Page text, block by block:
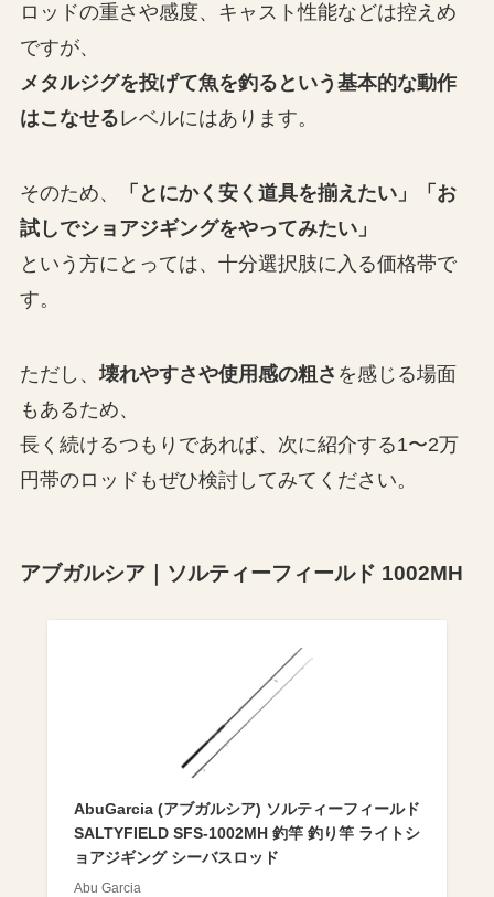
ロッドの重さや感度、キャスト性能などは控えめ
ですが、
メタルジグを投げて魚を釣るという基本的な動作
はこなせるレベルにはあります。
そのため、
「とにかく安く道具を揃えたい」「お
試しでショアジギングをやってみたい」
という方にとっては、十分選択肢に入る価格帯で
す。
ただし、 壊れやすさや使用感の粗さ を感じる場面
もあるため、
長く続けるつもりであれば、次に紹介する1〜2万
円帯のロッドもぜひ検討してみてください。
アブガルシア｜ソルティーフィールド 1002MH
AbuGarcia (アブガルシア) ソルティーフィールド
SALTYFIELD SFS-1002MH 釣竿 釣り竿 ライトシ
ョアジギング シーバスロッド
Abu Garcia